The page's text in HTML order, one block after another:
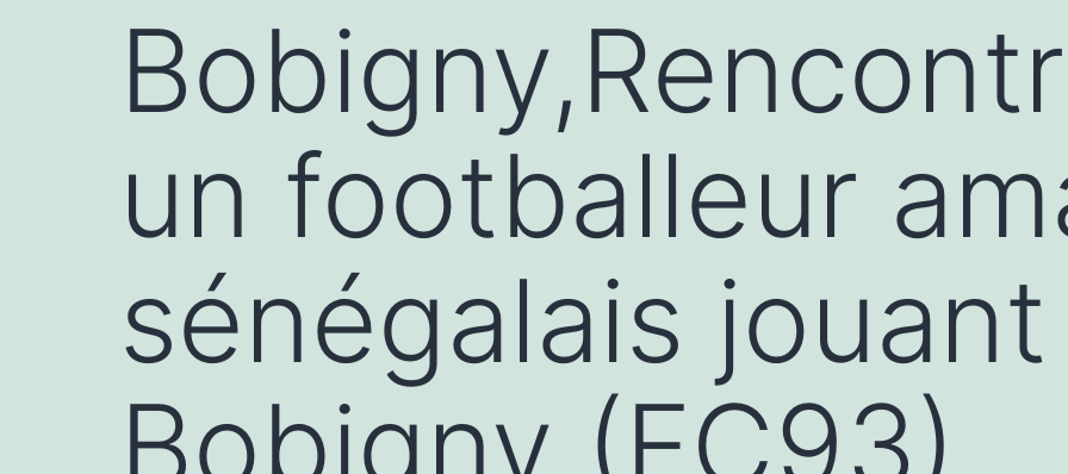
un footballeur
sénégalais
Bobigny (FC93)